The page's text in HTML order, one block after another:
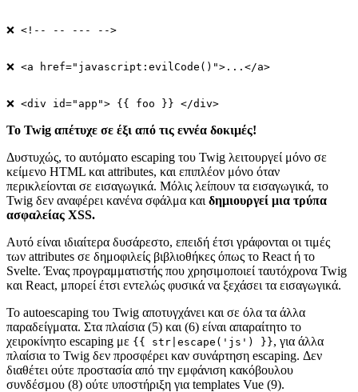
❌ <!-- -- --- -->
❌ <a href="javascript:evilCode()">...</a>
Το Twig απέτυχε σε έξι από τις εννέα δοκιμές!
Δυστυχώς, το αυτόματο escaping του Twig λειτουργεί μόνο σε
κείμενο HTML και attributes, και επιπλέον μόνο όταν
περικλείονται σε εισαγωγικά. Μόλις λείπουν τα εισαγωγικά, το
Twig δεν αναφέρει κανένα σφάλμα και δημιουργεί μια τρύπα
ασφαλείας XSS.
Αυτό είναι ιδιαίτερα δυσάρεστο, επειδή έτσι γράφονται οι τιμές
των attributes σε δημοφιλείς βιβλιοθήκες όπως το React ή το
Svelte. Ένας προγραμματιστής που χρησιμοποιεί ταυτόχρονα Twig
και React, μπορεί έτσι εντελώς φυσικά να ξεχάσει τα εισαγωγικά.
Το autoescaping του Twig αποτυγχάνει και σε όλα τα άλλα
παραδείγματα. Στα πλαίσια (5) και (6) είναι απαραίτητο το
χειροκίνητο escaping με {{ str|escape('js') }}, για άλλα
πλαίσια το Twig δεν προσφέρει καν συνάρτηση escaping. Δεν
διαθέτει ούτε προστασία από την εμφάνιση κακόβουλου
συνδέσμου (8) ούτε υποστήριξη για templates Vue (9).